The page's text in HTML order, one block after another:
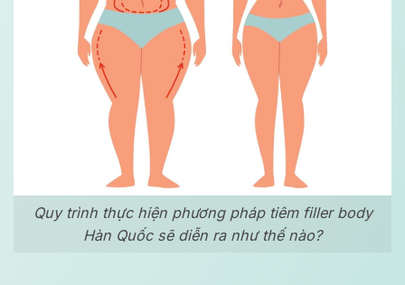
Quy trình thực hiện phương pháp tiêm filler body
Hàn Quốc sẽ diễn ra như thế nào?